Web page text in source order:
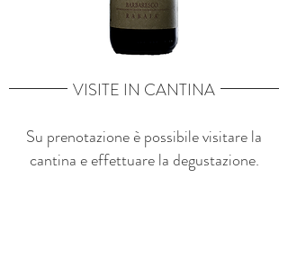
VISITE IN CANTINA
Su prenotazione è possibile visitare la
cantina e effettuare la degustazione.